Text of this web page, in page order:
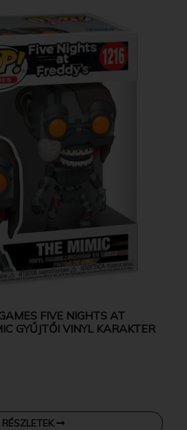
FIVE NIGHTS AT
GYŰJTŐI VINYL KARAKTER
RÉSZLETEK